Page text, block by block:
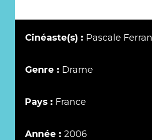
Cinéaste(s) : Pascale Ferran
Genre : Drame
Pays : France
Année : 2006